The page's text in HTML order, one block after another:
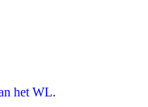
het WL.